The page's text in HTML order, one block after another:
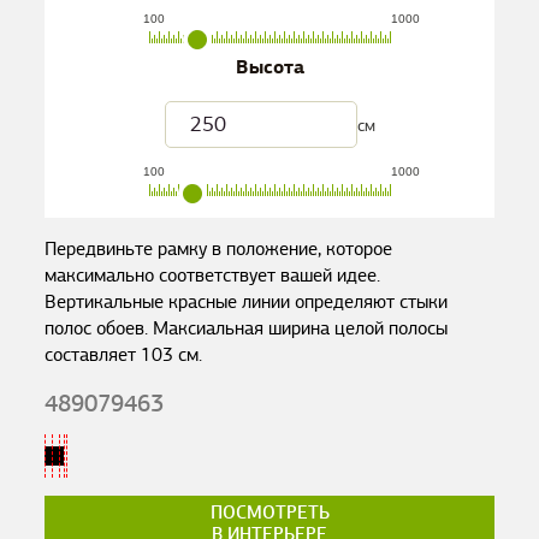
100 1000
Высота
см
100 1000
Передвиньте рамку в положение, которое
максимально соответствует вашей идее.
Вертикальные красные линии определяют стыки
полос обоев. Максиальная ширина целой полосы
составляет 103 см.
489079463
ПОСМОТРЕТЬ
В ИНТЕРЬЕРЕ